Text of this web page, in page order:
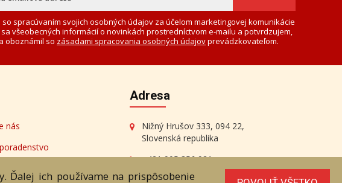
so spracúvaním svojich osobných údajov za účelom marketingovej komunikácie
všeobecných informácií o novinkách prostredníctvom e-mailu a potvrdzujem,
oboznámil so zásadami spracovania osobných údajovprevádzkovateľom.
nás
Adresa
Nižný Hrušov 333, 094 22,
Slovenská republika
+421 905 356 921
+421 905 959 101
Ďalej ich používame na prispôsobenie